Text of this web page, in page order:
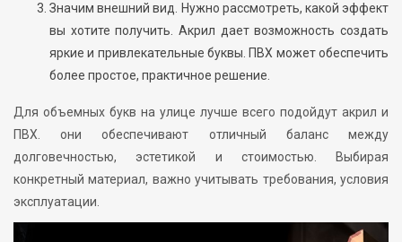
Значим внешний вид. Нужно рассмотреть, какой эффект
вы хотите получить. Акрил дает возможность создать
яркие и привлекательные буквы. ПВХ может обеспечить
более простое, практичное решение.
Для объемных букв на улице лучше всего подойдут акрил и
ПВХ. они обеспечивают отличный баланс между
долговечностью, эстетикой и стоимостью. Выбирая
конкретный материал, важно учитывать требования, условия
эксплуатации.